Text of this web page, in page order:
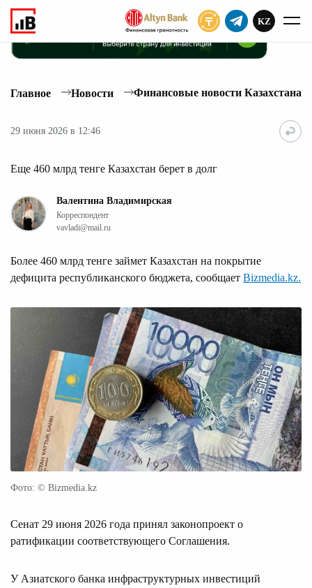
KZ
Главное Новости Финансовые новости Казахстана
29 июня 2026 в 12:46
Еще 460 млрд тенге Казахстан берет в долг
Валентина Владимирская
Корреспондент
vavladi@mail.ru
Более 460 млрд тенге займет Казахстан на покрытие
дефицита республиканского бюджета, сообщает Bizmedia.kz.
Фото: © Bizmedia.kz
Сенат 29 июня 2026 года принял законопроект о
ратификации соответствующего Соглашения.
У Азиатского банка инфраструктурных инвестиций